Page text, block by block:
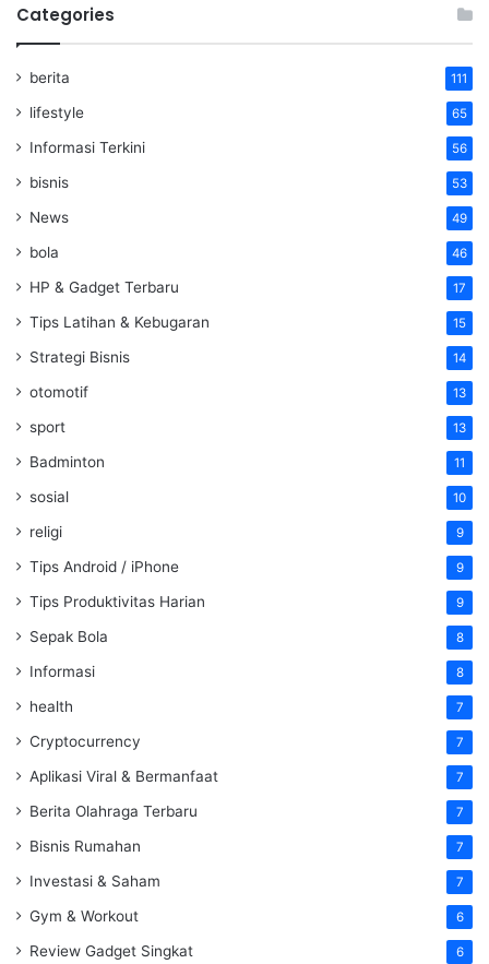
Categories
berita 111
lifestyle 65
Informasi Terkini 56
bisnis 53
News 49
bola 46
HP & Gadget Terbaru 17
Tips Latihan & Kebugaran 15
Strategi Bisnis 14
otomotif 13
sport 13
Badminton 11
sosial 10
religi 9
Tips Android / iPhone 9
Tips Produktivitas Harian 9
Sepak Bola 8
Informasi 8
health 7
Cryptocurrency 7
Aplikasi Viral & Bermanfaat 7
Berita Olahraga Terbaru 7
Bisnis Rumahan 7
Investasi & Saham 7
Gym & Workout 6
Review Gadget Singkat 6